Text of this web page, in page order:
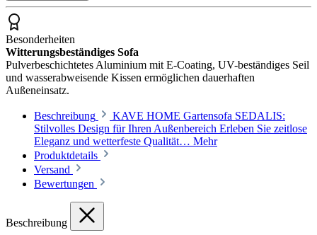
Besonderheiten
Witterungsbeständiges Sofa
Pulverbeschichtetes Aluminium mit E-Coating, UV-beständiges Seil
und wasserabweisende Kissen ermöglichen dauerhaften
Außeneinsatz.
Beschreibung
KAVE HOME Gartensofa SEDALIS:
Stilvolles Design für Ihren Außenbereich Erleben Sie zeitlose
Eleganz und wetterfeste Qualität… Mehr
Produktdetails
Versand
Bewertungen
Beschreibung